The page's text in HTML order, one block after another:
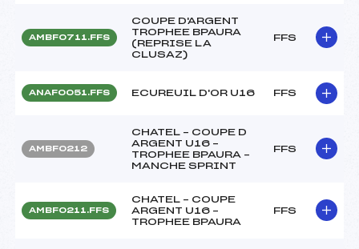
AMBF0711.FFS
COUPE D'ARGENT
TROPHEE BPAURA
(REPRISE LA
CLUSAZ)
FFS
ANAF0051.FFS ECUREUIL D'OR U16 FFS
AMBF0212
CHATEL – COUPE D
ARGENT U16 –
TROPHEE BPAURA –
MANCHE SPRINT
FFS
AMBF0211.FFS
CHATEL – COUPE
ARGENT U16 –
TROPHEE BPAURA
FFS